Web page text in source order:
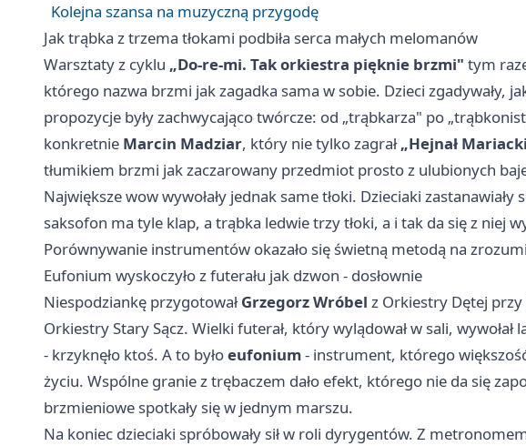
Kolejna szansa na muzyczną przygodę
Jak trąbka z trzema tłokami podbiła serca małych melomanów
Warsztaty z cyklu „Do-re-mi. Tak orkiestra pięknie brzmi" tym
którego nazwa brzmi jak zagadka sama w sobie. Dzieci zgadywały,
propozycje były zachwycająco twórcze: od „trąbkarza" po
konkretnie Marcin Madziar, który nie tylko zagrał„Hejnał
tłumikiem brzmi jak zaczarowany przedmiot prosto z ulubionych
Największe wow wywołały jednak same tłoki. Dzieciaki zastanawiały
saksofon ma tyle klap, a trąbka ledwie trzy tłoki, a i tak da się z niej
Porównywanie instrumentów okazało się świetną metodą na
Eufonium wyskoczyło z futerału jak dzwon - dosłownie
Niespodziankę przygotowałGrzegorz Wróbel z Orkiestry Dętej przy
Orkiestry Stary Sącz. Wielki futerał, który wylądował w sali, wywołał
- krzyknęło ktoś. A to byłoeufonium- instrument, którego
życiu. Wspólne granie z trębaczem dało efekt, którego nie da się
brzmieniowe spotkały się w jednym marszu.
Na koniec dzieciaki spróbowały sił w roli dyrygentów. Z